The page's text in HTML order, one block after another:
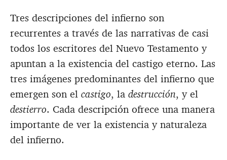
Tres descripciones del infierno son
recurrentes a través de las narrativas de casi
todos los escritores del Nuevo Testamento y
apuntan a la existencia del castigo eterno. Las
tres imágenes predominantes del infierno que
emergen son el castigo, la destrucción, y el
destierro. Cada descripción ofrece una manera
importante de ver la existencia y naturaleza
del infierno.